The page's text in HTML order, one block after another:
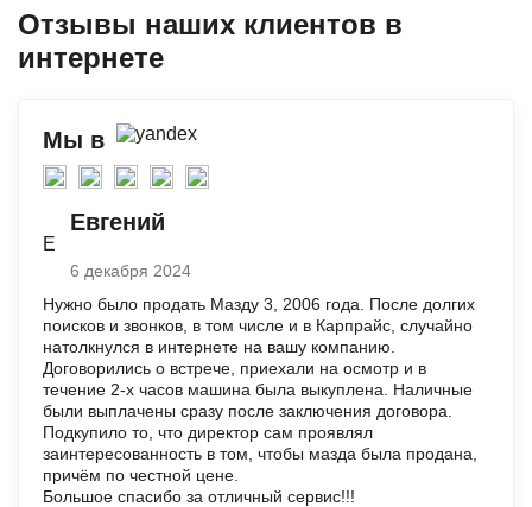
Отзывы наших клиентов в
интернете
Мы в
Е
Евгений
6 декабря 2024
Нужно было продать Мазду 3, 2006 года. После долгих
поисков и звонков, в том числе и в Карпрайс, случайно
натолкнулся в интернете на вашу компанию.
Договорились о встрече, приехали на осмотр и в
течение 2-х часов машина была выкуплена. Наличные
были выплачены сразу после заключения договора.
Подкупило то, что директор сам проявлял
заинтересованность в том, чтобы мазда была продана,
причём по честной цене.
Большое спасибо за отличный сервис!!!